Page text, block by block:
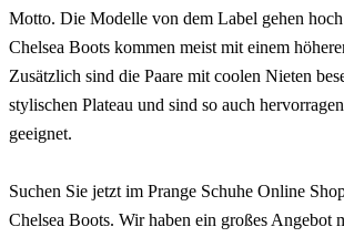
Motto. Die Modelle von dem Label gehen
Chelsea Boots kommen meist mit einem
Zusätzlich sind die Paare mit coolen Nieten
stylischen Plateau und sind so auch
geeignet.
Suchen Sie jetzt im Prange Schuhe Online
Chelsea Boots. Wir haben ein großes Angebot